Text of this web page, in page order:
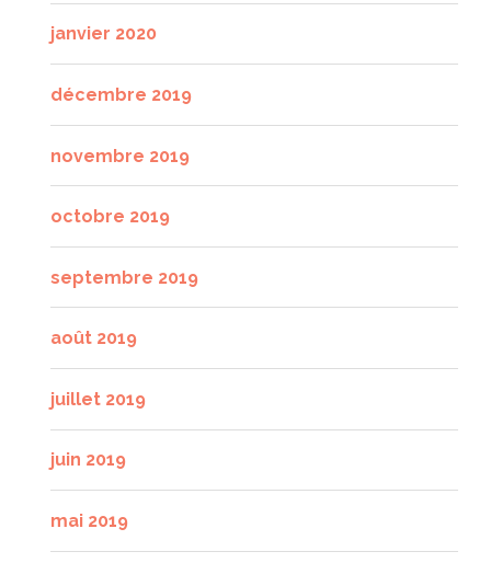
janvier 2020
décembre 2019
novembre 2019
octobre 2019
septembre 2019
août 2019
juillet 2019
juin 2019
mai 2019